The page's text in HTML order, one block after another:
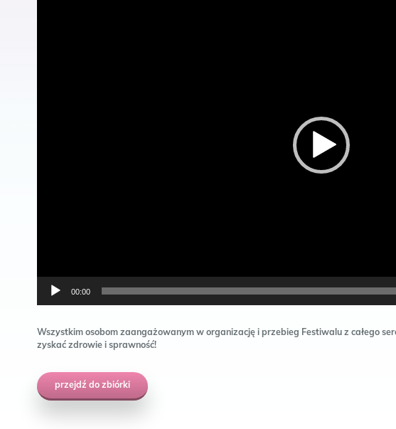
00:00
cały
–
ducha
z
Wszystkim osobom zaangażowanym w organizację i przebieg Festiwalu z całego
zyskać zdrowie i sprawność!
przejdź do zbiórki